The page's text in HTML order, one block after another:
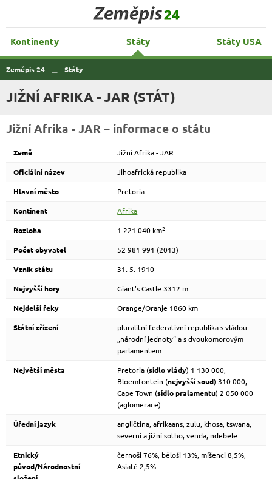
Zeměpis 24
Kontinenty Státy Státy USA
Zeměpis 24 Státy
JIŽNÍ AFRIKA - JAR (STÁT)
Jižní Afrika - JAR – informace o státu
Země
Jižní Afrika - JAR
Oficiální název
Jihoafrická republika
Hlavní město
Pretoria
Kontinent
Afrika
Rozloha
1 221 040 km2
Počet obyvatel
52 981 991 (2013)
Vznik státu
31. 5. 1910
Nejvyšší hory
Giant's Castle 3312 m
Nejdelší řeky
Orange/Oranje 1860 km
Státní zřízení
pluralitní federativní republika s vládou
„národní jednoty“ a s dvoukomorovým
parlamentem
Největší města
Pretoria (sídlo vlády) 1 130 000,
Bloemfontein (nejvyšší soud) 310 000,
Cape Town (sídlo pralamentu) 2 050 000
(aglomerace)
Úřední jazyk
angličtina, afrikaans, zulu, khosa, tswana,
severní a jižní sotho, venda, ndebele
Etnický
původ/Národnostní
černoši 76%, běloši 13%, míšenci 8,5%,
Asiaté 2,5%